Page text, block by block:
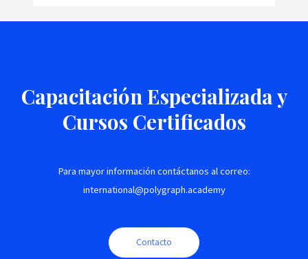
Capacitación Especializada y
Cursos Certificados
Para mayor información contáctanos al correo:
international@polygraph.academy
Contacto